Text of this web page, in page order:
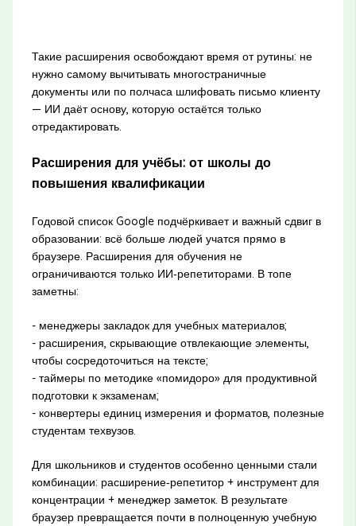
Такие расширения освобождают время от рутины: не
нужно самому вычитывать многостраничные
документы или по полчаса шлифовать письмо клиенту
— ИИ даёт основу, которую остаётся только
отредактировать.
Расширения для учёбы: от школы до
повышения квалификации
Годовой список Google подчёркивает и важный сдвиг в
образовании: всё больше людей учатся прямо в
браузере. Расширения для обучения не
ограничиваются только ИИ‑репетиторами. В топе
заметны:
- менеджеры закладок для учебных материалов;
- расширения, скрывающие отвлекающие элементы,
чтобы сосредоточиться на тексте;
- таймеры по методике «помидоро» для продуктивной
подготовки к экзаменам;
- конвертеры единиц измерения и форматов, полезные
студентам техвузов.
Для школьников и студентов особенно ценными стали
комбинации: расширение‑репетитор + инструмент для
концентрации + менеджер заметок. В результате
браузер превращается почти в полноценную учебную